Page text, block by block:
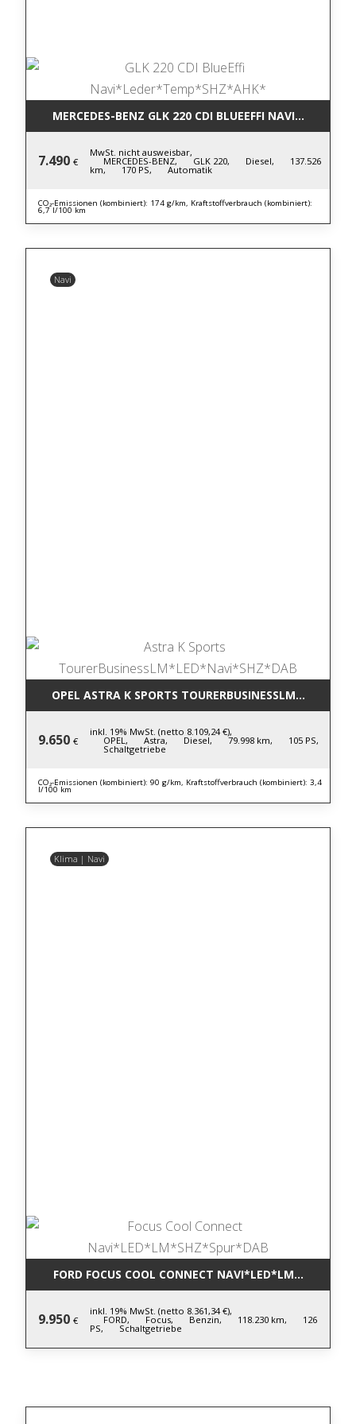
MERCEDES-BENZ GLK 220 CDI
7.490 €
MwSt. nicht ausweisbar,
MERCEDES-BENZ, GLK 220, Diesel, 137.526
km, 170 PS, Automatik
CO₂-Emissionen (kombiniert): 174 g/km, Kraftstoffverbrauch (kombiniert):
6,7 l/100 km
Navi
OPEL ASTRA K SPORTS
9.650 €
inkl. 19% MwSt. (netto 8.109,24 €),
OPEL, Astra, Diesel, 79.998 km, 105 PS,
Schaltgetriebe
CO₂-Emissionen (kombiniert): 90 g/km, Kraftstoffverbrauch (kombiniert): 3,4
l/100 km
Klima | Navi
FORD FOCUS COOL CONNECT
9.950 €
inkl. 19% MwSt. (netto 8.361,34 €),
FORD, Focus, Benzin, 118.230 km, 126
PS, Schaltgetriebe